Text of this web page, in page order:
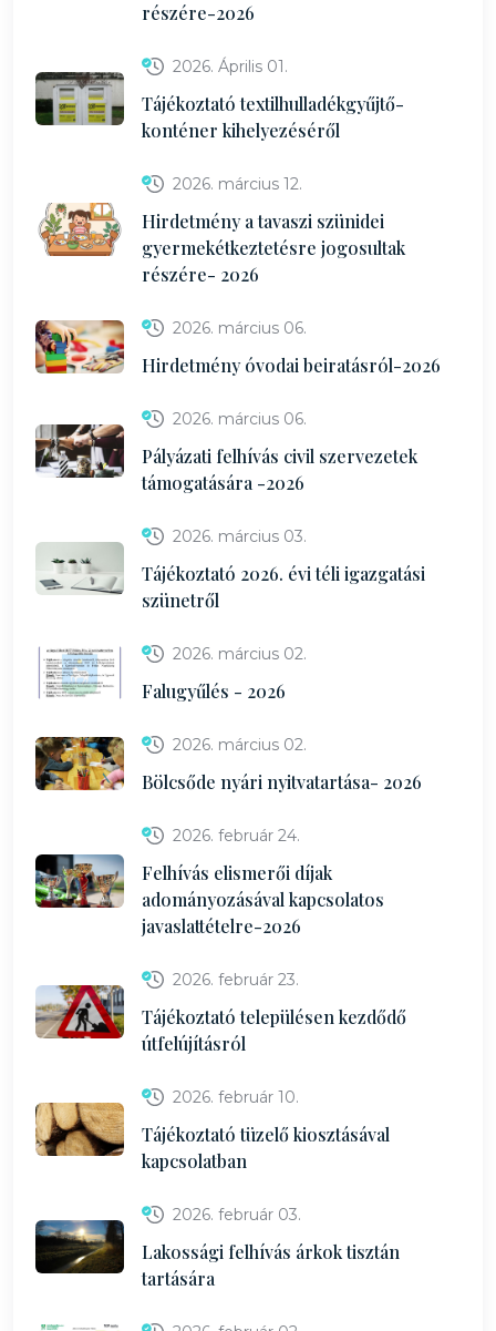
részére-2026
2026. Április 01.
Tájékoztató textilhulladékgyűjtő-
konténer kihelyezéséről
2026. március 12.
Hirdetmény a tavaszi szünidei
gyermekétkeztetésre jogosultak
részére- 2026
2026. március 06.
Hirdetmény óvodai beiratásról-2026
2026. március 06.
Pályázati felhívás civil szervezetek
támogatására -2026
2026. március 03.
Tájékoztató 2026. évi téli igazgatási
szünetről
2026. március 02.
Falugyűlés - 2026
2026. március 02.
Bölcsőde nyári nyitvatartása- 2026
2026. február 24.
Felhívás elismerői díjak
adományozásával kapcsolatos
javaslattételre-2026
2026. február 23.
Tájékoztató településen kezdődő
útfelújításról
2026. február 10.
Tájékoztató tüzelő kiosztásával
kapcsolatban
2026. február 03.
Lakossági felhívás árkok tisztán
tartására